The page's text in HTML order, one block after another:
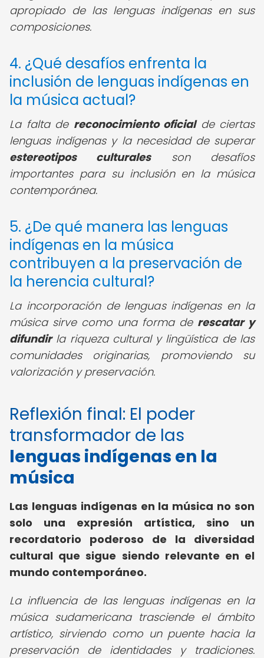
apropiado de las lenguas indígenas en sus
composiciones.
4. ¿Qué desafíos enfrenta la
inclusión de lenguas indígenas en
la música actual?
La falta de reconocimiento oficialde ciertas
lenguas indígenas y la necesidad de superar
estereotipos culturalesson desafíos
importantes para su inclusión en la música
contemporánea.
5. ¿De qué manera las lenguas
indígenas en la música
contribuyen a la preservación de
la herencia cultural?
La incorporación de lenguas indígenas en la
música sirve como una forma de rescatar y
difundirla riqueza cultural y lingüística de las
comunidades originarias, promoviendo su
valorización y preservación.
Reflexión final: El poder
transformador de las
lenguas indígenas en la
música
Las lenguas indígenas en la música no son
solo una expresión artística, sino un
recordatorio poderoso de la diversidad
cultural que sigue siendo relevante en el
mundo contemporáneo.
La influencia de las lenguas indígenas en la
música sudamericana trasciende el ámbito
artístico, sirviendo como un puente hacia la
preservación de identidades y tradiciones.